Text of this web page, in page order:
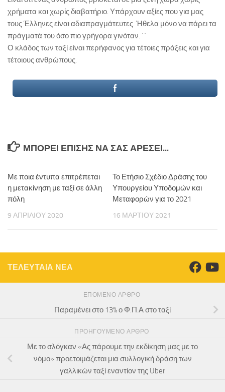
χρήματα και χωρίς διαβατήριο. Υπάρχουν αξίες που για μας
τους Έλληνες είναι αδιαπραγμάτευτες. Ήθελα μόνο να πάρει τα
πράγματά του όσο πιο γρήγορα γινόταν. ΄΄
Ο κλάδος των ταξί είναι περήφανος για τέτοιες πράξεις και για
τέτοιους ανθρώπους.
ΜΠΟΡΕΊ ΕΠΊΣΗΣ ΝΑ ΣΑΣ ΑΡΈΣΕΙ...
Με ποια έντυπα επιτρέπεται
η μετακίνηση με ταξί σε άλλη
πόλη
9 ΑΠΡΙΛΊΟΥ 2020
Το Ετήσιο Σχέδιο Δράσης του
Υπουργείου Υποδομών και
Μεταφορών για το 2021
16 ΜΑΡΤΊΟΥ 2021
ΤΕΛΕΥΤΑΙΑ ΝΕΑ
ΕΠΌΜΕΝΟ ΆΡΘΡΟ
Παραμένει στο 13% ο Φ.Π.Α στο ταξί
ΠΡΟΗΓΟΎΜΕΝΟ ΆΡΘΡΟ
Με το σλόγκαν «Ας πάρουμε την εκδίκηση μας με το
νόμο» προετοιμάζεται μια συλλογική δράση των
γαλλικών ταξί εναντίον της Uber